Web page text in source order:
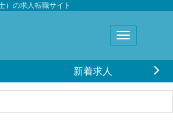
）の求人転職サイト
新着求人